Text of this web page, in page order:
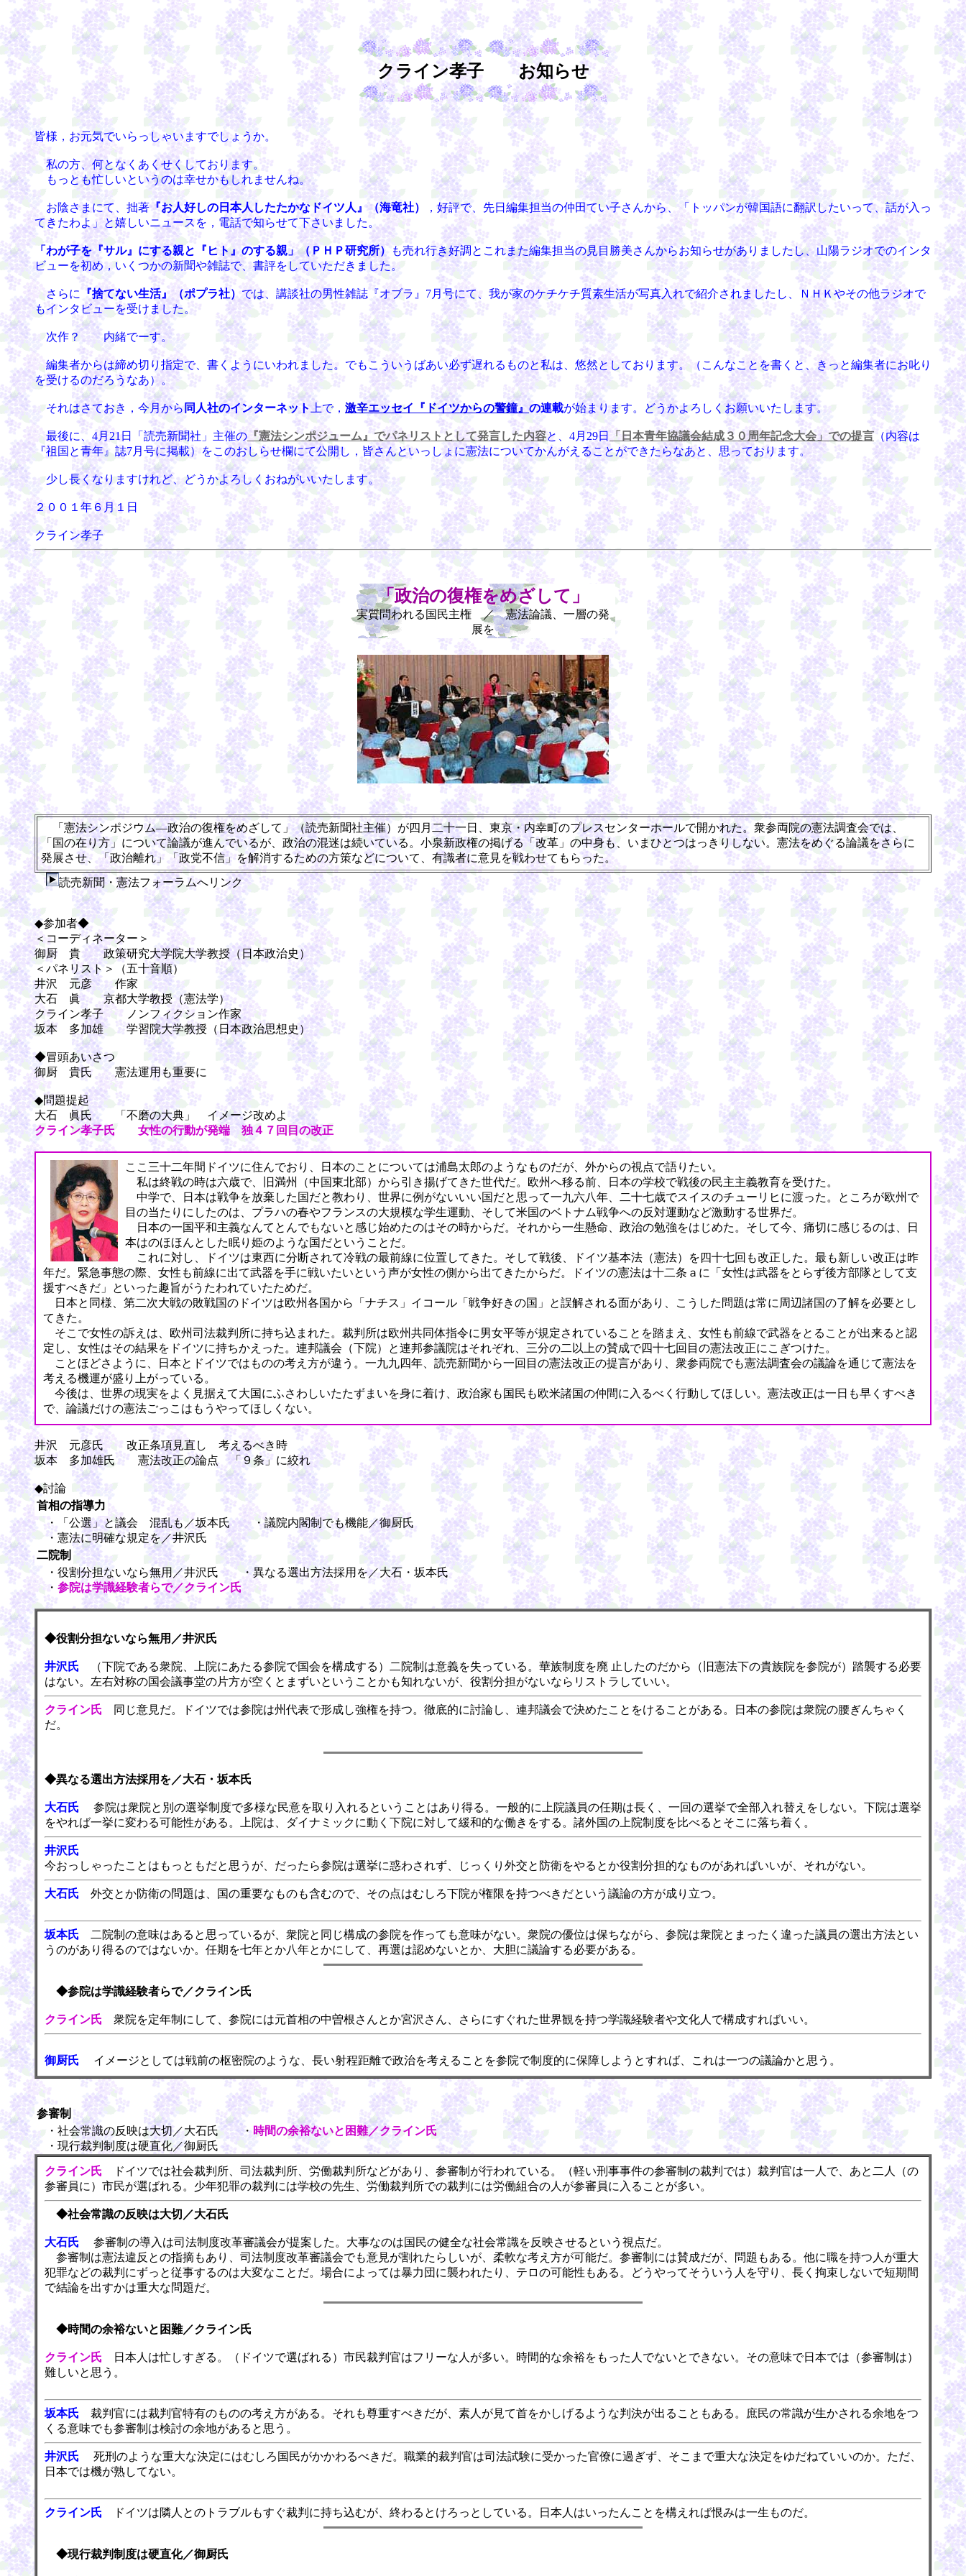
クライン孝子 お知らせ
皆様，お元気でいらっしゃいますでしょうか。
私の方、何となくあくせくしております。
もっとも忙しいというのは幸せかもしれませんね。
お陰さまにて、拙著『お人好しの日本人したたかなドイツ人』 （海竜社）
，好評で、先日編集担当の仲田てい子さんから、「トッパンが韓国語に翻訳したいって、話が入っ
てきたわよ」と嬉しいニュースを，電話で知らせて下さいました。
「わが子を『サル』にする親と『ヒト』のする親」（ＰＨＰ研究所）
も売れ行き好調とこれまた編集担当の見目勝美さんからお知らせがありましたし、山陽ラジオでのインタ
ビューを初め，いくつかの新聞や雑誌で、書評をしていただきました。
さらに 『捨てない生活』（ポプラ社） では、講談社の男性雑誌『オブラ』7月号にて、我が家のケチケチ質素生活が写真入れで紹介されましたし、ＮＨＫやその他ラジオで
もインタビューを受けました。
次作？ 内緒でーす。
編集者からは締め切り指定で、書くようにいわれました。でもこういうばあい必ず遅れるものと私は、悠然としております。（こんなことを書くと、きっと編集者にお叱り
を受けるのだろうなあ）。
それはさておき，今月から 同人社のインターネット上で， 激辛エッセイ『ドイツからの警鐘』の連載が始まります。どうかよろしくお願いいたします。
最後に、4月21日「読売新聞社」主催の『憲法シンポジューム』でパネリストとして発言した内容と、4月29日 「日本青年協議会結成３０周年記念大会」での提言 （内容は
『祖国と青年』誌7月号に掲載）をこのおしらせ欄にて公開し，皆さんといっしょに憲法についてかんがえることができたらなあと、思っております。
少し長くなりますけれど、どうかよろしくおねがいいたします。
２００１年６月１日
クライン孝子
「政治の復権をめざして」
実質問われる国民主権 ／ 憲法論議、一層の発
展を
「憲法シンポジウム―政治の復権をめざして」（読売新聞社主催）が四月二十一日、東京・内幸町のプレスセンターホールで開かれた。衆参両院の憲法調査会では、
「国の在り方」について論議が進んでいるが、政治の混迷は続いている。小泉新政権の掲げる「改革」の中身も、いまひとつはっきりしない。憲法をめぐる論議をさらに
発展させ、「政治離れ」「政党不信」を解消するための方策などについて、有識者に意見を戦わせてもらった。
読売新聞・憲法フォーラムへリンク
◆参加者◆
＜コーディネーター＞
御厨 貴 政策研究大学院大学教授（日本政治史）
＜パネリスト＞（五十音順）
井沢 元彦 作家
大石 眞 京都大学教授（憲法学）
クライン孝子 ノンフィクション作家
坂本 多加雄 学習院大学教授（日本政治思想史）
◆冒頭あいさつ
御厨 貴氏 憲法運用も重要に
◆問題提起
大石 眞氏 「不磨の大典」 イメージ改めよ
クライン孝子氏 女性の行動が発端 独４７回目の改正
ここ三十二年間ドイツに住んでおり、日本のことについては浦島太郎のようなものだが、外からの視点で語りたい。
私は終戦の時は六歳で、旧満州（中国東北部）から引き揚げてきた世代だ。欧州へ移る前、日本の学校で戦後の民主主義教育を受けた。
中学で、日本は戦争を放棄した国だと教わり、世界に例がないいい国だと思って一九六八年、二十七歳でスイスのチューリヒに渡った。ところが欧州で
目の当たりにしたのは、プラハの春やフランスの大規模な学生運動、そして米国のベトナム戦争への反対運動など激動する世界だ。
日本の一国平和主義なんてとんでもないと感じ始めたのはその時からだ。それから一生懸命、政治の勉強をはじめた。そして今、痛切に感じるのは、日
本はのほほんとした眠り姫のような国だということだ。
これに対し、ドイツは東西に分断されて冷戦の最前線に位置してきた。そして戦後、ドイツ基本法（憲法）を四十七回も改正した。最も新しい改正は昨
年だ。緊急事態の際、女性も前線に出て武器を手に戦いたいという声が女性の側から出てきたからだ。ドイツの憲法は十二条ａに「女性は武器をとらず後方部隊として支
援すべきだ」といった趣旨がうたわれていたためだ。
日本と同様、第二次大戦の敗戦国のドイツは欧州各国から「ナチス」イコール「戦争好きの国」と誤解される面があり、こうした問題は常に周辺諸国の了解を必要とし
てきた。
そこで女性の訴えは、欧州司法裁判所に持ち込まれた。裁判所は欧州共同体指令に男女平等が規定されていることを踏まえ、女性も前線で武器をとることが出来ると認
定し、女性はその結果をドイツに持ちかえった。連邦議会（下院）と連邦参議院はそれぞれ、三分の二以上の賛成で四十七回目の憲法改正にこぎつけた。
ことほどさように、日本とドイツではものの考え方が違う。一九九四年、読売新聞から一回目の憲法改正の提言があり、衆参両院でも憲法調査会の議論を通じて憲法を
考える機運が盛り上がっている。
今後は、世界の現実をよく見据えて大国にふさわしいたたずまいを身に着け、政治家も国民も欧米諸国の仲間に入るべく行動してほしい。憲法改正は一日も早くすべき
で、論議だけの憲法ごっこはもうやってほしくない。
井沢 元彦氏 改正条項見直し 考えるべき時
坂本 多加雄氏 憲法改正の論点 「９条」に絞れ
◆討論
首相の指導力
・「公選」と議会 混乱も／坂本氏 ・議院内閣制でも機能／御厨氏
・憲法に明確な規定を／井沢氏
二院制
・役割分担ないなら無用／井沢氏 ・異なる選出方法採用を／大石・坂本氏
・ 参院は学識経験者らで／クライン氏
◆役割分担ないなら無用／井沢氏
井沢氏 （下院である衆院、上院にあたる参院で国会を構成する）二院制は意義を失っている。華族制度を廃 止したのだから（旧憲法下の貴族院を参院が）踏襲する必要
はない。左右対称の国会議事堂の片方が空くとまずいということかも知れないが、役割分担がないならリストラしていい。
クライン氏 同じ意見だ。ドイツでは参院は州代表で形成し強権を持つ。徹底的に討論し、連邦議会で決めたことをけることがある。日本の参院は衆院の腰ぎんちゃく
だ。
◆異なる選出方法採用を／大石・坂本氏
大石氏
参院は衆院と別の選挙制度で多様な民意を取り入れるということはあり得る。一般的に上院議員の任期は長く、一回の選挙で全部入れ替えをしない。下院は選挙
をやれば一挙に変わる可能性がある。上院は、ダイナミックに動く下院に対して緩和的な働きをする。諸外国の上院制度を比べるとそこに落ち着く。
井沢氏
今おっしゃったことはもっともだと思うが、だったら参院は選挙に惑わされず、じっくり外交と防衛をやるとか役割分担的なものがあればいいが、それがない。
大石氏 外交とか防衛の問題は、国の重要なものも含むので、その点はむしろ下院が権限を持つべきだという議論の方が成り立つ。
坂本氏 二院制の意味はあると思っているが、衆院と同じ構成の参院を作っても意味がない。衆院の優位は保ちながら、参院は衆院とまったく違った議員の選出方法とい
うのがあり得るのではないか。任期を七年とか八年とかにして、再選は認めないとか、大胆に議論する必要がある。
◆参院は学識経験者らで／クライン氏
クライン氏 衆院を定年制にして、参院には元首相の中曽根さんとか宮沢さん、さらにすぐれた世界観を持つ学識経験者や文化人で構成すればいい。
御厨氏 イメージとしては戦前の枢密院のような、長い射程距離で政治を考えることを参院で制度的に保障しようとすれば、これは一つの議論かと思う。
参審制
・社会常識の反映は大切／大石氏 ・ 時間の余裕ないと困難／クライン氏
・現行裁判制度は硬直化／御厨氏
クライン氏 ドイツでは社会裁判所、司法裁判所、労働裁判所などがあり、参審制が行われている。（軽い刑事事件の参審制の裁判では）裁判官は一人で、あと二人（の
参審員に）市民が選ばれる。少年犯罪の裁判には学校の先生、労働裁判所での裁判には労働組合の人が参審員に入ることが多い。
◆社会常識の反映は大切／大石氏
大石氏
参審制の導入は司法制度改革審議会が提案した。大事なのは国民の健全な社会常識を反映させるという視点だ。
参審制は憲法違反との指摘もあり、司法制度改革審議会でも意見が割れたらしいが、柔軟な考え方が可能だ。参審制には賛成だが、問題もある。他に職を持つ人が重大
犯罪などの裁判にずっと従事するのは大変なことだ。場合によっては暴力団に襲われたり、テロの可能性もある。どうやってそういう人を守り、長く拘束しないで短期間
で結論を出すかは重大な問題だ。
◆時間の余裕ないと困難／クライン氏
クライン氏
日本人は忙しすぎる。（ドイツで選ばれる）市民裁判官はフリーな人が多い。時間的な余裕をもった人でないとできない。その意味で日本では（参審制は）
難しいと思う。
坂本氏 裁判官には裁判官特有のものの考え方がある。それも尊重すべきだが、素人が見て首をかしげるような判決が出ることもある。庶民の常識が生かされる余地をつ
くる意味でも参審制は検討の余地があると思う。
井沢氏
死刑のような重大な決定にはむしろ国民がかかわるべきだ。職業的裁判官は司法試験に受かった官僚に過ぎず、そこまで重大な決定をゆだねていいのか。ただ、
日本では機が熟してない。
クライン氏 ドイツは隣人とのトラブルもすぐ裁判に持ち込むが、終わるとけろっとしている。日本人はいったんことを構えれば恨みは一生ものだ。
◆現行裁判制度は硬直化／御厨氏